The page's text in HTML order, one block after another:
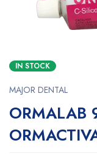
IN STOCK
MAJOR DENTAL